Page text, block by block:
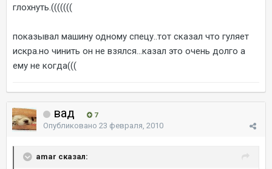
глохнуть.(((((((
показывал машину одному спецу..тот сказал что гуляет
искра.но чинить он не взялся...казал это очень долго а
ему не когда(((
вад 7
Опубликовано 23 февраля, 2010
amar сказал: